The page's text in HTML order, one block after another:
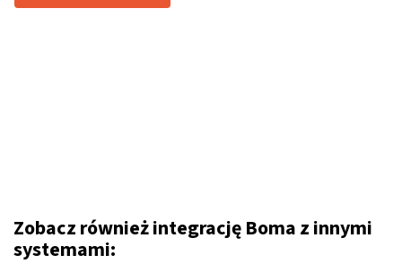
Zobacz również integrację Boma z innymi
systemami: